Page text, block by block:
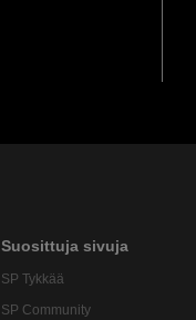
Suosittuja sivuja
SP Tykkää
SP Community